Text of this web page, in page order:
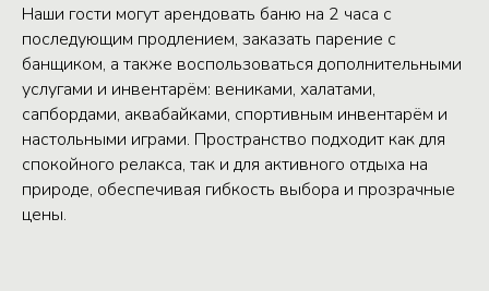
Наши гости могут арендовать баню на 2 часа с
последующим продлением, заказать парение с
банщиком, а также воспользоваться дополнительными
услугами и инвентарём: вениками, халатами,
сапбордами, аквабайками, спортивным инвентарём и
настольными играми. Пространство подходит как для
спокойного релакса, так и для активного отдыха на
природе, обеспечивая гибкость выбора и прозрачные
цены.